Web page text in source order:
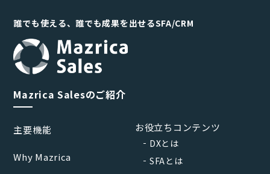
誰でも使える、誰でも成果を出せるSFA/CRM
Mazrica Salesのご紹介
主要機能
Why Mazrica
お役立ちコンテンツ
DXとは
SFAとは